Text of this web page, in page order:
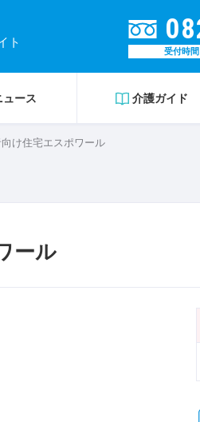
ト
受付時
ュース 介護ガイド
け住宅エスポワール
ール